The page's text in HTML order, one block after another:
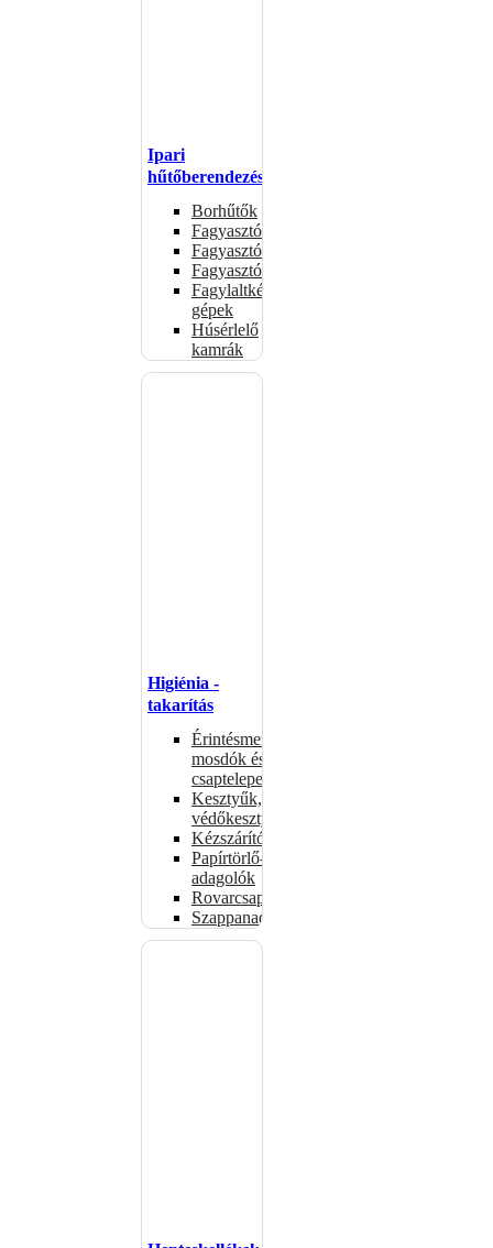
Ipari
hűtőberendezések
Borhűtők
Fagyasztóasztalok
Fagyasztóládák
Fagyasztószekrények
Fagylaltkészítő
gépek
Húsérlelő
kamrák
Higiénia -
takarítás
Érintésmentes
mosdók és
csaptelepek
Kesztyűk,
védőkesztyűk
Kézszárítók
Papírtörlő-
adagolók
Rovarcsapdák
Szappanadagolók